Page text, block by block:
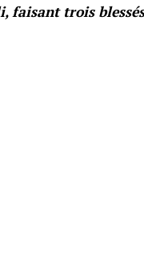
faisant trois